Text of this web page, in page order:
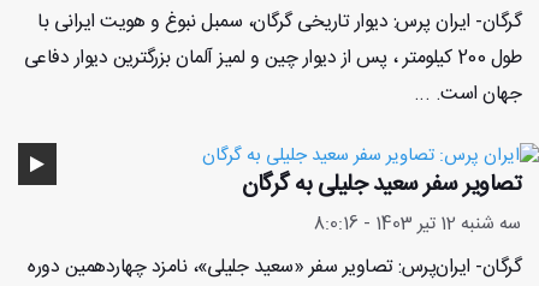
گرگان- ایران پرس: دیوار تاریخی گرگان، سمبل نبوغ و هویت ایرانی با
طول 200 کیلومتر ، پس از دیوار چین و لمیز آلمان بزرگترین دیوار دفاعی
جهان است. ...
تصاویر سفر سعید جلیلی به گرگان
سه شنبه 12 تیر 1403 - 8:0:16
گرگان- ایران‌پرس: تصاویر سفر «سعید جلیلی»، نامزد چهاردهمین دوره